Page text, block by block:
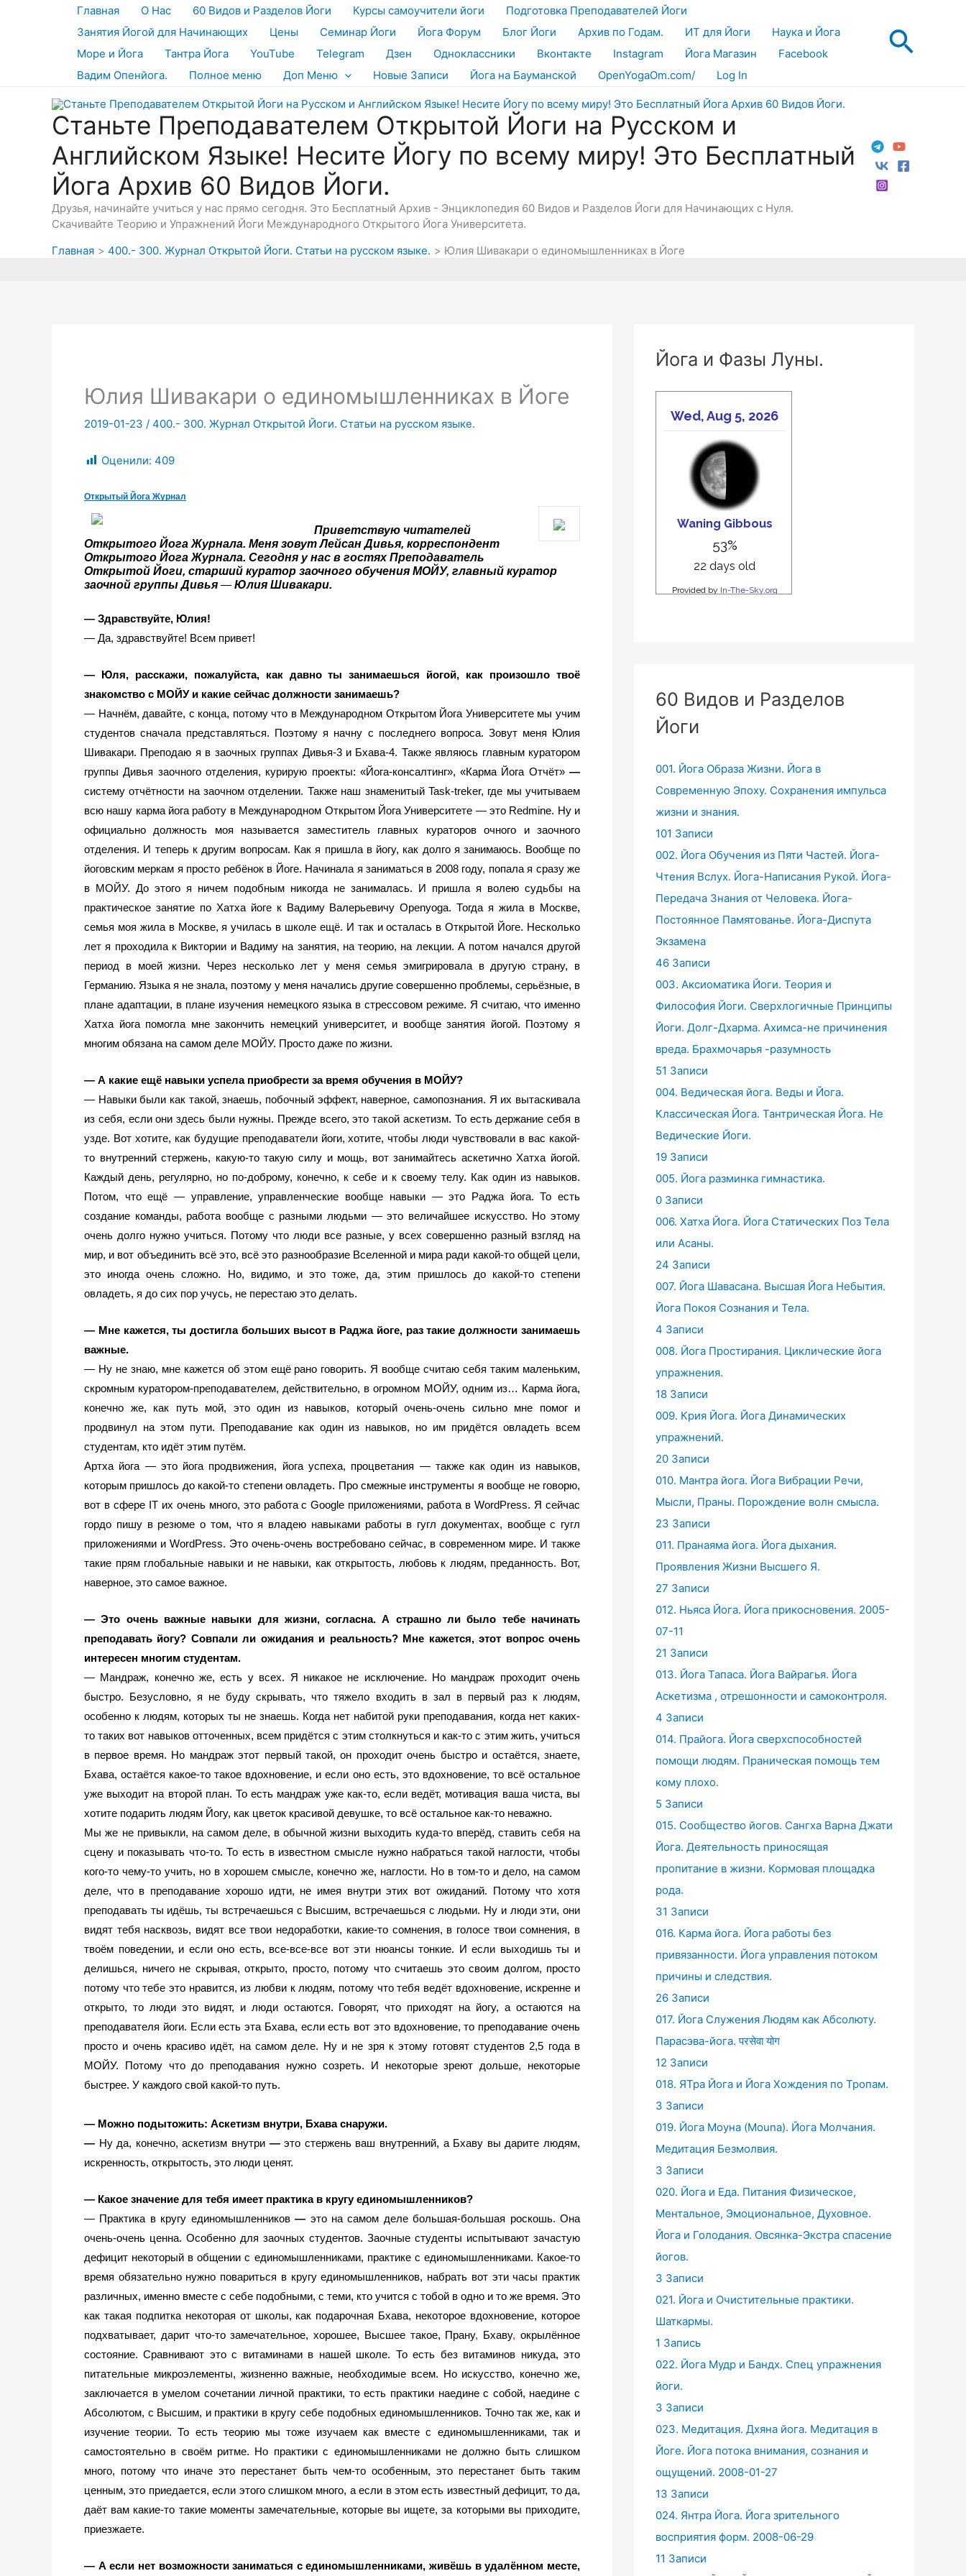
Главная О Нас 60 Видов и Разделов Йоги Курсы самоучители йоги
Подготовка Преподавателей Йоги
Занятия Йогой для Начинающих
Цены Семинар Йоги Йога Форум Блог Йоги Архив по Годам. ИТ для Йоги
Наука и Йога
Море и Йога
Тантра Йога YouTube Telegram Дзен Одноклассники Вконтакте Instagram Йога Магазин
Facebook
Вадим Опенйога.
Полное меню Доп Меню Новые Записи Йога на Бауманской OpenYogaOm.com/ Log In
Станьте Преподавателем Открытой Йоги на Русском и
Английском Языке! Несите Йогу по всему миру! Это Бесплатный
Йога Архив 60 Видов Йоги.
Друзья, начинайте учиться у нас прямо сегодня. Это Бесплатный Архив - Энциклопедия 60 Видов и Разделов Йоги для Начинающих с Нуля.
Скачивайте Теорию и Упражнений Йоги Международного Открытого Йога Университета.
Главная
400.- 300. Журнал Открытой Йоги. Статьи на русском языке. Юлия Шивакари о единомышленниках в Йоге
Юлия Шивакари о единомышленниках в Йоге
2019-01-23 / 400.- 300. Журнал Открытой Йоги. Статьи на русском языке.
Оценили: 409
Открытый Йога Журнал
Приветствую читателей
Открытого Йога Журнала. Меня зовут Лейсан Дивья, корреспондент
Открытого Йога Журнала. Сегодня у нас в гостях Преподаватель
Открытой Йоги, старший куратор заочного обучения МОЙУ, главный куратор
заочной группы Дивья — Юлия Шивакари.
— Здравствуйте, Юлия!
— Да, здравствуйте! Всем привет!
— Юля, расскажи, пожалуйста, как давно ты занимаешься йогой, как произошло твоё
знакомство с МОЙУ и какие сейчас должности занимаешь?
— Начнём, давайте, с конца, потому что в Международном Открытом Йога Университете мы учим
студентов сначала представляться. Поэтому я начну с последнего вопроса. Зовут меня Юлия
Шивакари. Преподаю я в заочных группах Дивья-3 и Бхава-4. Также являюсь главным куратором
группы Дивья заочного отделения, курирую проекты: «Йога-консалтинг», «Карма Йога Отчёт»
систему отчётности на заочном отделении. Также наш знаменитый Task-treker, где мы учитываем
всю нашу карма йога работу в Международном Открытом Йога Университете — это Redmine. Ну и
официально должность моя называется заместитель главных кураторов очного и заочного
отделения. И теперь к другим вопросам. Как я пришла в йогу, как долго я занимаюсь. Вообще по
йоговским меркам я просто ребёнок в Йоге. Начинала я заниматься в 2008 году, попала я сразу же
в МОЙУ. До этого я ничем подобным никогда не занималась. И пришла я волею судьбы на
практическое занятие по Хатха йоге к Вадиму Валерьевичу Openyoga. Тогда я жила в Москве,
семья моя жила в Москве, я училась в школе ещё. И так и осталась в Открытой Йоге. Несколько
лет я проходила к Виктории и Вадиму на занятия, на теорию, на лекции. А потом начался другой
период в моей жизни. Через несколько лет у меня семья эмигрировала в другую страну, в
Германию. Языка я не знала, поэтому у меня начались другие совершенно проблемы, серьёзные, в
плане адаптации, в плане изучения немецкого языка в стрессовом режиме. Я считаю, что именно
Хатха йога помогла мне закончить немецкий университет, и вообще занятия йогой. Поэтому я
многим обязана на самом деле МОЙУ. Просто даже по жизни.
— А какие ещё навыки успела приобрести за время обучения в МОЙУ?
— Навыки были как такой, знаешь, побочный эффект, наверное, самопознания. Я их вытаскивала
из себя, если они здесь были нужны. Прежде всего, это такой аскетизм. То есть держание себя в
узде. Вот хотите, как будущие преподаватели йоги, хотите, чтобы люди чувствовали в вас какой-
то внутренний стержень, какую-то такую силу и мощь, вот занимайтесь аскетично Хатха йогой.
Каждый день, регулярно, но по-доброму, конечно, к себе и к своему телу. Как один из навыков.
Потом, что ещё — управление, управленческие вообще навыки — это Раджа йога. То есть
создание команды, работа вообще с разными людьми — это величайшее искусство. Но этому
очень долго нужно учиться. Потому что люди все разные, у всех совершенно разный взгляд на
мир, и вот объединить всё это, всё это разнообразие Вселенной и мира ради какой-то общей цели,
это иногда очень сложно. Но, видимо, и это тоже, да, этим пришлось до какой-то степени
овладеть, я до сих пор учусь, не перестаю это делать.
— Мне кажется, ты достигла больших высот в Раджа йоге, раз такие должности занимаешь
важные.
— Ну не знаю, мне кажется об этом ещё рано говорить. Я вообще считаю себя таким маленьким,
скромным куратором-преподавателем, действительно, в огромном МОЙУ, одним из… Карма йога,
конечно же, как путь мой, это один из навыков, который очень-очень сильно мне помог и
продвинул на этом пути. Преподавание как один из навыков, но им придётся овладеть всем
студентам, кто идёт этим путём.
Артха йога — это йога продвижения, йога успеха, процветания — также как один из навыков,
которым пришлось до какой-то степени овладеть. Про смежные инструменты я вообще не говорю,
вот в сфере IT их очень много, это работа с Google приложениями, работа в WordPress. Я сейчас
гордо пишу в резюме о том, что я владею навыками работы в гугл документах, вообще с гугл
приложениями и WordPress. Это очень-очень востребовано сейчас, в современном мире. И также
такие прям глобальные навыки и не навыки, как открытость, любовь к людям, преданность. Вот,
наверное, это самое важное.
— Это очень важные навыки для жизни, согласна. А страшно ли было тебе начинать
преподавать йогу? Совпали ли ожидания и реальность? Мне кажется, этот вопрос очень
интересен многим студентам.
— Мандраж, конечно же, есть у всех. Я никакое не исключение. Но мандраж проходит очень
быстро. Безусловно, я не буду скрывать, что тяжело входить в зал в первый раз к людям,
особенно к людям, которых ты не знаешь. Когда нет набитой руки преподавания, когда нет каких-
то таких вот навыков отточенных, всем придётся с этим столкнуться и как-то с этим жить, учиться
в первое время. Но мандраж этот первый такой, он проходит очень быстро и остаётся, знаете,
Бхава, остаётся какое-то такое вдохновение, и если оно есть, это вдохновение, то всё остальное
уже выходит на второй план. То есть мандраж уже как-то, если ведёт, мотивация ваша чиста, вы
хотите подарить людям Йогу, как цветок красивой девушке, то всё остальное как-то неважно.
Мы же не привыкли, на самом деле, в обычной жизни выходить куда-то вперёд, ставить себя на
сцену и показывать что-то. То есть в известном смысле нужно набраться такой наглости, чтобы
кого-то чему-то учить, но в хорошем смысле, конечно же, наглости. Но в том-то и дело, на самом
деле, что в преподавание хорошо идти, не имея внутри этих вот ожиданий. Потому что хотя
преподавать ты идёшь, ты встречаешься с Высшим, встречаешься с людьми. Ну и люди эти, они
видят тебя насквозь, видят все твои недоработки, какие-то сомнения, в голосе твои сомнения, в
твоём поведении, и если оно есть, все-все-все вот эти нюансы тонкие. И если выходишь ты и
делишься, ничего не скрывая, открыто, просто, потому что считаешь это своим долгом, просто
потому что тебе это нравится, из любви к людям, потому что тебя ведёт вдохновение, искренне и
открыто, то люди это видят, и люди остаются. Говорят, что приходят на йогу, а остаются на
преподавателя йоги. Если есть эта Бхава, если есть вот это вдохновение, то преподавание очень
просто и очень красиво идёт, на самом деле. Ну и не зря к этому готовят студентов 2,5 года в
МОЙУ. Потому что до преподавания нужно созреть. И некоторые зреют дольше, некоторые
быстрее. У каждого свой какой-то путь.
— Можно подытожить: Аскетизм внутри, Бхава снаружи.
— Ну да, конечно, аскетизм внутри — это стержень ваш внутренний, а Бхаву вы дарите людям,
искренность, открытость, это люди ценят.
— Какое значение для тебя имеет практика в кругу единомышленников?
— Практика в кругу единомышленников — это на самом деле большая-большая роскошь. Она
очень-очень ценна. Особенно для заочных студентов. Заочные студенты испытывают зачастую
дефицит некоторый в общении с единомышленниками, практике с единомышленниками. Какое-то
время обязательно нужно повариться в кругу единомышленников, набрать вот эти часы практик
различных, именно вместе с себе подобными, с теми, кто учится с тобой в одно и то же время. Это
как такая подпитка некоторая от школы, как подарочная Бхава, некоторое вдохновение, которое
подхватывает, дарит что-то замечательное, хорошее, Высшее такое, Прану, Бхаву, окрылённое
состояние. Сравнивают это с витаминами в нашей школе. То есть без витаминов никуда, это
питательные микроэлементы, жизненно важные, необходимые всем. Но искусство, конечно же,
заключается в умелом сочетании личной практики, то есть практики наедине с собой, наедине с
Абсолютом, с Высшим, и практики в кругу себе подобных единомышленников. Точно так же, как и
изучение теории. То есть теорию мы тоже изучаем как вместе с единомышленниками, так и
самостоятельно в своём ритме. Но практики с единомышленниками не должно быть слишком
много, потому что иначе это перестанет быть чем-то особенным, это перестанет быть таким
ценным, это приедается, если этого слишком много, а если в этом есть известный дефицит, то да,
даёт вам какие-то такие моменты замечательные, которые вы ищете, за которыми вы приходите,
приезжаете.
— А если нет возможности заниматься с единомышленниками, живёшь в удалённом месте,
Йога и Фазы Луны.
60 Видов и Разделов
Йоги
001. Йога Образа Жизни. Йога в
Современную Эпоху. Сохранения импульса
жизни и знания.
101 Записи
002. Йога Обучения из Пяти Частей. Йога-
Чтения Вслух. Йога-Написания Рукой. Йога-
Передача Знания от Человека. Йога-
Постоянное Памятованье. Йога-Диспута
Экзамена
46 Записи
003. Аксиоматика Йоги. Теория и
Философия Йоги. Сверхлогичные Принципы
Йоги. Долг-Дхарма. Ахимса-не причинения
вреда. Брахмочарья -разумность
51 Записи
004. Ведическая йога. Веды и Йога.
Классическая Йога. Тантрическая Йога. Не
Ведические Йоги.
19 Записи
005. Йога разминка гимнастика.
0 Записи
006. Хатха Йога. Йога Статических Поз Тела
или Асаны.
24 Записи
007. Йога Шавасана. Высшая Йога Небытия.
Йога Покоя Сознания и Тела.
4 Записи
008. Йога Простирания. Циклические йога
упражнения.
18 Записи
009. Крия Йога. Йога Динамических
упражнений.
20 Записи
010. Мантра йога. Йога Вибрации Речи,
Мысли, Праны. Порождение волн смысла.
23 Записи
011. Пранаяма йога. Йога дыхания.
Проявления Жизни Высшего Я.
27 Записи
012. Ньяса Йога. Йога прикосновения. 2005-
07-11
21 Записи
013. Йога Тапаса. Йога Вайрагья. Йога
Аскетизма , отрешонности и самоконтроля.
4 Записи
014. Прайога. Йога сверхспособностей
помощи людям. Праническая помощь тем
кому плохо.
5 Записи
015. Сообщество йогов. Сангха Варна Джати
Йога. Деятельность приносящая
пропитание в жизни. Кормовая площадка
рода.
31 Записи
016. Карма йога. Йога работы без
привязанности. Йога управления потоком
причины и следствия.
26 Записи
017. Йога Служения Людям как Абсолюту.
Парасэва-йога. परसेवा योग
12 Записи
018. ЯТра Йога и Йога Хождения по Тропам.
3 Записи
019. Йога Моуна (Mouna). Йога Молчания.
Медитация Безмолвия.
3 Записи
020. Йога и Еда. Питания Физическое,
Ментальное, Эмоциональное, Духовное.
Йога и Голодания. Овсянка-Экстра спасение
йогов.
3 Записи
021. Йога и Очистительные практики.
Шаткармы.
1 Запись
022. Йога Мудр и Бандх. Спец упражнения
йоги.
3 Записи
023. Медитация. Дхяна йога. Медитация в
Йоге. Йога потока внимания, сознания и
ощущений. 2008-01-27
13 Записи
024. Янтра Йога. Йога зрительного
восприятия форм. 2008-06-29
11 Записи